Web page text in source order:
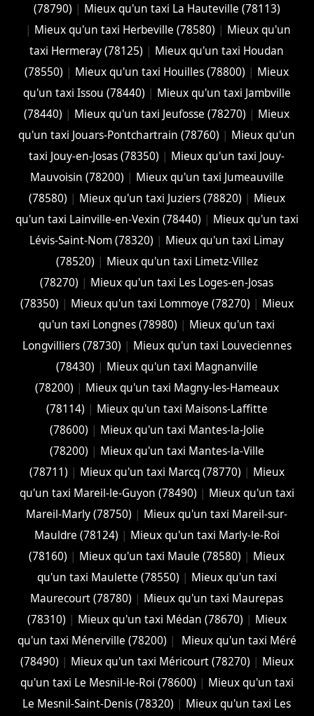
(78790) | Mieux qu'un taxi La Hauteville (78113)
| Mieux qu'un taxi Herbeville (78580) | Mieux qu'un
taxi Hermeray (78125) | Mieux qu'un taxi Houdan
(78550) | Mieux qu'un taxi Houilles (78800) | Mieux
qu'un taxi Issou (78440) | Mieux qu'un taxi Jambville
(78440) | Mieux qu'un taxi Jeufosse (78270) | Mieux
qu'un taxi Jouars-Pontchartrain (78760) | Mieux qu'un
taxi Jouy-en-Josas (78350) | Mieux qu'un taxi Jouy-
Mauvoisin (78200) | Mieux qu'un taxi Jumeauville
(78580) | Mieux qu'un taxi Juziers (78820) | Mieux
qu'un taxi Lainville-en-Vexin (78440) | Mieux qu'un taxi
Lévis-Saint-Nom (78320) | Mieux qu'un taxi Limay
(78520) | Mieux qu'un taxi Limetz-Villez
(78270) | Mieux qu'un taxi Les Loges-en-Josas
(78350) | Mieux qu'un taxi Lommoye (78270) | Mieux
qu'un taxi Longnes (78980) | Mieux qu'un taxi
Longvilliers (78730) | Mieux qu'un taxi Louveciennes
(78430) | Mieux qu'un taxi Magnanville
(78200) | Mieux qu'un taxi Magny-les-Hameaux
(78114) | Mieux qu'un taxi Maisons-Laffitte
(78600) | Mieux qu'un taxi Mantes-la-Jolie
(78200) | Mieux qu'un taxi Mantes-la-Ville
(78711) | Mieux qu'un taxi Marcq (78770) | Mieux
qu'un taxi Mareil-le-Guyon (78490) | Mieux qu'un taxi
Mareil-Marly (78750) | Mieux qu'un taxi Mareil-sur-
Mauldre (78124) | Mieux qu'un taxi Marly-le-Roi
(78160) | Mieux qu'un taxi Maule (78580) | Mieux
qu'un taxi Maulette (78550) | Mieux qu'un taxi
Maurecourt (78780) | Mieux qu'un taxi Maurepas
(78310) | Mieux qu'un taxi Médan (78670) | Mieux
qu'un taxi Ménerville (78200) |
Mieux qu'un taxi Méré
(78490) | Mieux qu'un taxi Méricourt (78270) | Mieux
qu'un taxi Le Mesnil-le-Roi (78600) | Mieux qu'un taxi
Le Mesnil-Saint-Denis (78320) | Mieux qu'un taxi Les